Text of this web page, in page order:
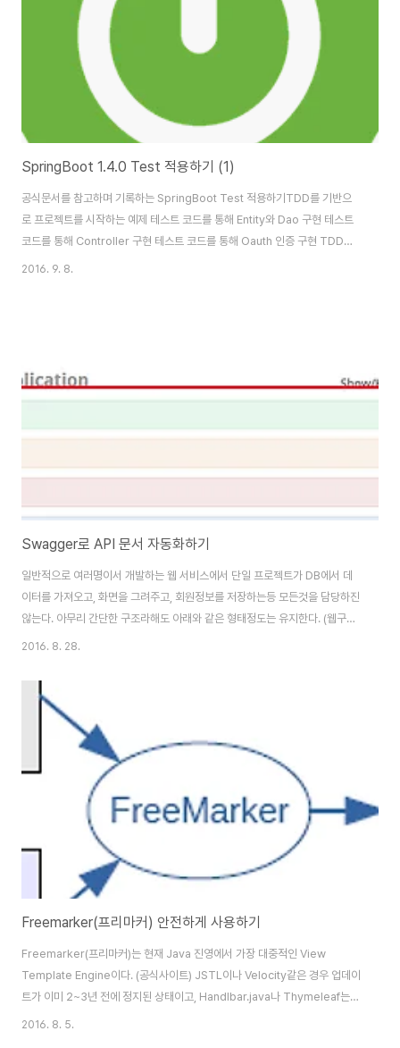
SpringBoot 1.4.0 Test 적용하기 (1)
공식문서를 참고하며 기록하는 SpringBoot Test 적용하기TDD를 기반으
로 프로젝트를 시작하는 예제 테스트 코드를 통해 Entity와 Dao 구현 테스트
코드를 통해 Controller 구현 테스트 코드를 통해 Oauth 인증 구현 TDD로
실전 프로젝트를 해본적이 없어 개인적으로 만들 서비스의 예행연습으로 보고
인을 위한 코드 작성이 필요없어졌다.사용법은 간단하..
2016. 9. 8.
Swagger로 API 문서 자동화하기
일반적으로 여러명이서 개발하는 웹 서비스에서 단일 프로젝트가 DB에서 데
이터를 가져오고, 화면을 그려주고, 회원정보를 저장하는등 모든것을 담당하진
않는다. 아무리 간단한 구조라해도 아래와 같은 형태정도는 유지한다. (웹구조)
이런 구조로 처음 개발하거나 혹은 유지보수를 진행 중인 경우, 해당 API서버
하지만 이런 문서작업은 굉장히 시간이 많이들고, 매번 기능이 추가되거나 변
경될때마다 작업하기가 여간 귀찮은게 아니다. 그러다보니 이런 API Spec 문
서를 자동화 하는것이 나오게 되었다. SwaggerSwagger는 간단한 설정으
로 프로젝트에서 지정한 URL들을 HTML화면으로 확인할 수 있게 해주는 프
로젝트이다. 백마디 말보다는..
2016. 8. 28.
Freemarker(프리마커) 안전하게 사용하기
Freemarker(프리마커)는 현재 Java 진영에서 가장 대중적인 View
Template Engine이다. (공식사이트) JSTL이나 Velocity같은 경우 업데이
트가 이미 2~3년 전에 정지된 상태이고, Handlbar.java나 Thymeleaf는
아직까지 널리 퍼지진 않아서 많은 회사에서 사용중이다. (JSP 사용중이라
2016. 8. 5.